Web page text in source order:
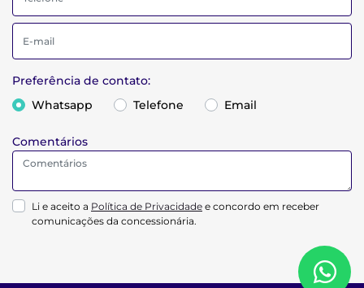
Preferência de contato:
Whatsapp
Telefone Email
Comentários
Li e aceito a Política de Privacidade e concordo em receber
comunicações da concessionária.